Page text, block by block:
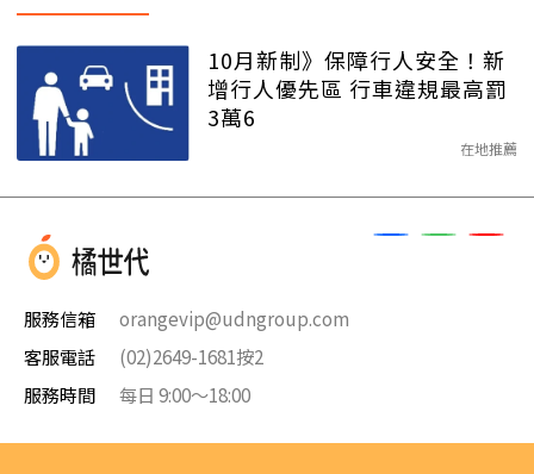
10月新制》保障行人安全！新
增行人優先區 行車違規最高罰
3萬6
在地推薦
服務信箱
orangevip@udngroup.com
客服電話
(02)2649-1681按2
服務時間
每日 9:00～18:00